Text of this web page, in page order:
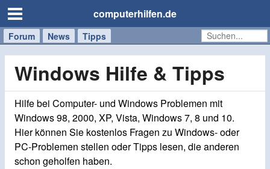
computerhilfen.de
Forum News Tipps
Handy
Windows
Mac
Windows Hilfe & Tipps
Hilfe bei Computer- und Windows Problemen mit
Windows 98, 2000, XP, Vista, Windows 7, 8 und 10.
Hier können Sie kostenlos Fragen zu Windows- oder
PC-Problemen stellen oder Tipps lesen, die anderen
schon geholfen haben.